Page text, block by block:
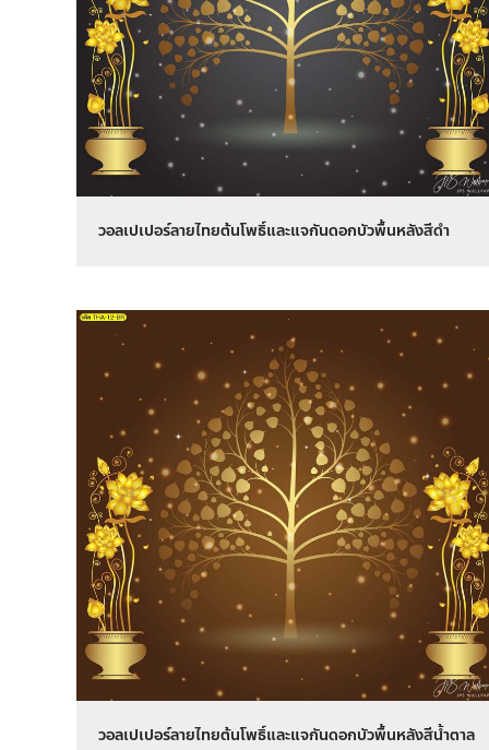
วอลเปเปอร์ลายไทยต้นโพธิ์และแจกันดอกบัวพื้นหลังสีดำ
วอลเปเปอร์ลายไทยต้นโพธิ์และแจกันดอกบัวพื้นหลังสีน้ำตาล